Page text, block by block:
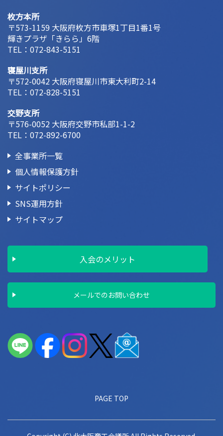
PAGE TOP
枚方本所
〒573-1159 大阪府枚方市車塚1丁目1番1号
輝きプラザ「きらら」6階
TEL： 072-843-5151
寝屋川支所
〒572-0042 大阪府寝屋川市東大利町2-14
TEL： 072-828-5151
交野支所
〒576-0052 大阪府交野市私部1-1-2
TEL： 072-892-6700
全事業所一覧
個人情報保護方針
サイトポリシー
SNS運用方針
サイトマップ
入会のメリット
メールでのお問い合わせ